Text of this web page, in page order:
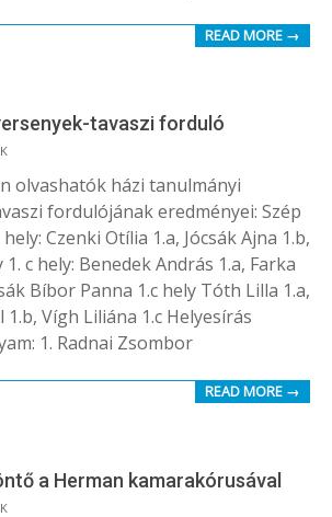
READ MORE →
tavaszi forduló
olvashatók házi tanulmányi
fordulójának eredményei: Szép
Czenki Otília 1.a, Jócsák Ajna 1.b,
c hely: Benedek András 1.a, Farka
Bíbor Panna 1.c hely Tóth Lilla 1.a,
1.b, Vígh Liliána 1.c Helyesírás
1. Radnai Zsombor
READ MORE →
a Herman kamarakórusával